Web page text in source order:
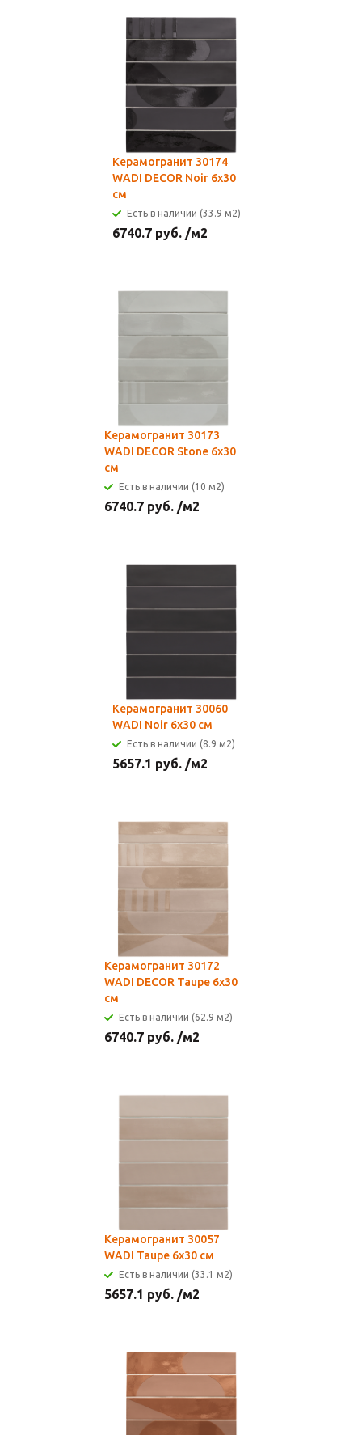
Керамогранит 30174
WADI DECOR Noir 6x30
см
Есть в наличии (33.9 м2)
6740.7 руб. /м2
Керамогранит 30173
WADI DECOR Stone 6x30
см
Есть в наличии (10 м2)
6740.7 руб. /м2
Керамогранит 30060
WADI Noir 6x30 см
Есть в наличии (8.9 м2)
5657.1 руб. /м2
Керамогранит 30172
WADI DECOR Taupe 6x30
см
Есть в наличии (62.9 м2)
6740.7 руб. /м2
Керамогранит 30057
WADI Taupe 6x30 см
Есть в наличии (33.1 м2)
5657.1 руб. /м2